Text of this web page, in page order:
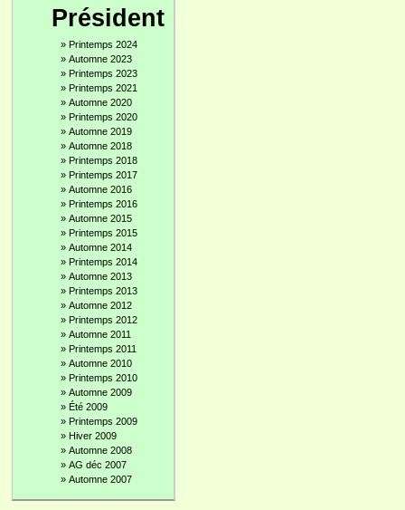
Président
» Printemps 2024
» Automne 2023
» Printemps 2023
» Printemps 2021
» Automne 2020
» Printemps 2020
» Automne 2019
» Automne 2018
» Printemps 2018
» Printemps 2017
» Automne 2016
» Printemps 2016
» Automne 2015
» Printemps 2015
» Automne 2014
» Printemps 2014
» Automne 2013
» Printemps 2013
» Automne 2012
» Printemps 2012
» Automne 2011
» Printemps 2011
» Automne 2010
» Printemps 2010
» Automne 2009
» Été 2009
» Printemps 2009
» Hiver 2009
» Automne 2008
» AG déc 2007
» Automne 2007